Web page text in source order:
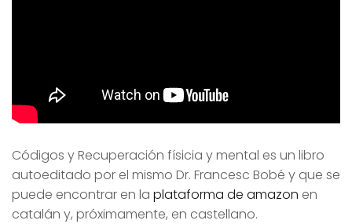
Códigos y Recuperación físicia y mental es un libro
autoeditado por el mismo Dr. Francesc Bobé y que se
puede encontrar en la plataforma de amazon en
catalán y, próximamente, en castellano.